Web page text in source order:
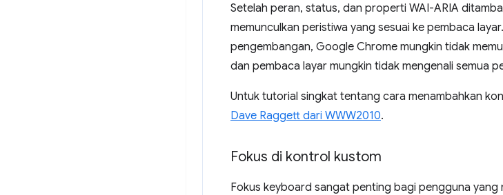
Setelah peran, status, dan properti WAI-ARIA
memunculkan peristiwa yang sesuai ke pembaca
pengembangan, Google Chrome mungkin tidak
dan pembaca layar mungkin tidak mengenali semua
Untuk tutorial singkat tentang cara menambahkan
Dave Raggett dari WWW2010.
Fokus di kontrol kustom
Fokus keyboard sangat penting bagi pengguna